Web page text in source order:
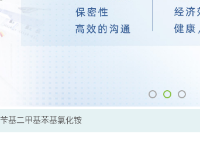
苄基二甲基苯基氯化铵